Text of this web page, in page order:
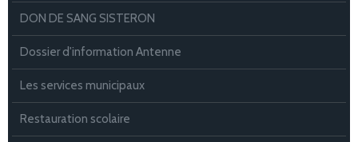
DON DE SANG SISTERON
Dossier d'information Antenne
Les services municipaux
Restauration scolaire